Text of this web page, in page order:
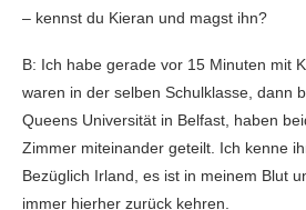
– kennst du Kieran und magst ihn?
B: Ich habe gerade vor 15 Minuten mit
waren in der selben Schulklasse, dann
Queens Universität in Belfast, haben
Zimmer miteinander geteilt. Ich kenne
Bezüglich Irland, es ist in meinem Blut
immer hierher zurück kehren.